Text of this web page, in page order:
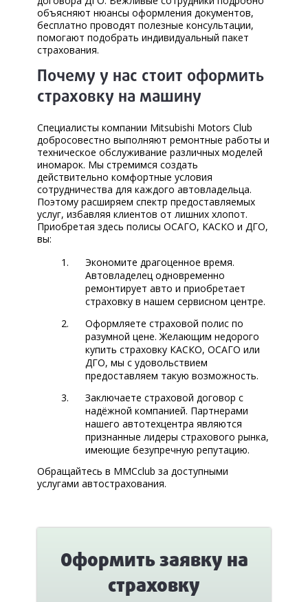
объясняют нюансы оформления документов,
бесплатно проводят полезные консультации,
помогают подобрать индивидуальный пакет
страхования.
Почему у нас стоит оформить
страховку на машину
Специалисты компании Mitsubishi Motors Club
добросовестно выполняют ремонтные работы и
техническое обслуживание различных моделей
иномарок. Мы стремимся создать
действительно комфортные условия
сотрудничества для каждого автовладельца.
Поэтому расширяем спектр предоставляемых
услуг, избавляя клиентов от лишних хлопот.
Приобретая здесь полисы ОСАГО, КАСКО и ДГО,
вы:
Экономите драгоценное время.
Автовладелец одновременно
ремонтирует авто и приобретает
страховку в нашем сервисном центре.
Оформляете страховой полис по
разумной цене. Желающим недорого
купить страховку КАСКО, ОСАГО или
ДГО, мы с удовольствием
предоставляем такую возможность.
Заключаете страховой договор с
надёжной компанией. Партнерами
нашего автотехцентра являются
признанные лидеры страхового рынка,
имеющие безупречную репутацию.
Обращайтесь в MMCclub за доступными
услугами автострахования.
Оформить заявку на
страховку